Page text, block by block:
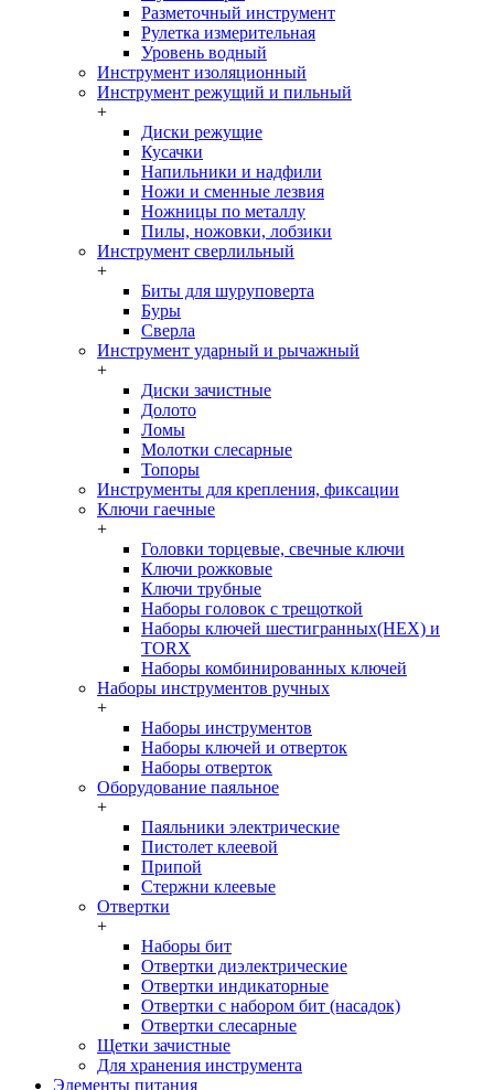
Разметочный инструмент
Рулетка измерительная
Уровень водный
Инструмент изоляционный
Инструмент режущий и пильный
+
Диски режущие
Кусачки
Напильники и надфили
Ножи и сменные лезвия
Ножницы по металлу
Пилы, ножовки, лобзики
Инструмент сверлильный
+
Биты для шуруповерта
Буры
Сверла
Инструмент ударный и рычажный
+
Диски зачистные
Долото
Ломы
Молотки слесарные
Топоры
Инструменты для крепления, фиксации
Ключи гаечные
+
Головки торцевые, свечные ключи
Ключи рожковые
Ключи трубные
Наборы головок c трещоткой
Наборы ключей шестигранных(HEX) и
TORX
Наборы комбинированных ключей
Наборы инструментов ручных
+
Наборы инструментов
Наборы ключей и отверток
Наборы отверток
Оборудование паяльное
+
Паяльники электрические
Пистолет клеевой
Припой
Стержни клеевые
Отвертки
+
Наборы бит
Отвертки диэлектрические
Отвертки индикаторные
Отвертки с набором бит (насадок)
Отвертки слесарные
Щетки зачистные
Для хранения инструмента
Элементы питания